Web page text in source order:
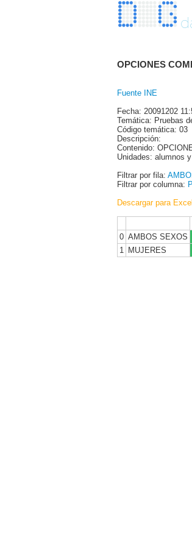
OPCIONES
Fuente INE
Fecha: 20091202
Temática: Pruebas
Código temática: 03
Descripción:
Contenido:
Unidades: alumnos
Filtrar por fila:
Filtrar por columna:
Descargar para Excel
0 AMBOS SEXOS
1
MUJERES